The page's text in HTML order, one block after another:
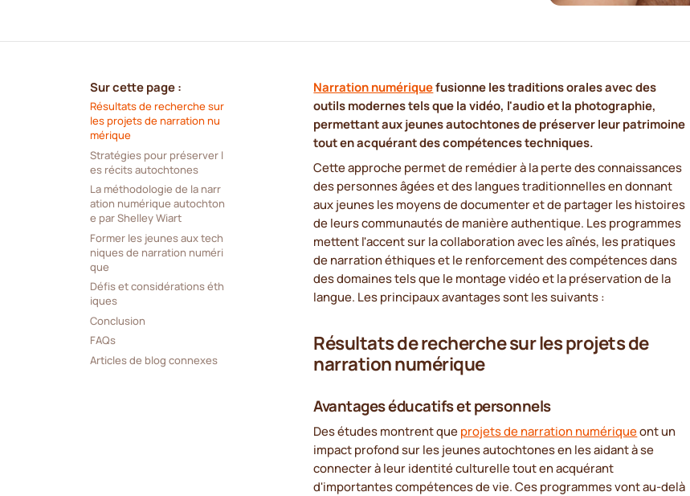
Sur cette page :
Résultats de recherche sur
les projets de narration nu
mérique
Stratégies pour préserver l
es récits autochtones
La méthodologie de la narr
ation numérique autochton
e par Shelley Wiart
Former les jeunes aux tech
niques de narration numéri
que
Défis et considérations éth
iques
Conclusion
FAQs
Articles de blog connexes
Narration numériquefusionne les traditions orales avec des
outils modernes tels que la vidéo, l'audio et la photographie,
permettant aux jeunes autochtones de préserver leur patrimoine
tout en acquérant des compétences techniques.
Cette approche permet de remédier à la perte des connaissances
des personnes âgées et des langues traditionnelles en donnant
aux jeunes les moyens de documenter et de partager les histoires
de leurs communautés de manière authentique. Les programmes
mettent l'accent sur la collaboration avec les aînés, les pratiques
de narration éthiques et le renforcement des compétences dans
des domaines tels que le montage vidéo et la préservation de la
langue. Les principaux avantages sont les suivants :
Résultats de recherche sur les projets de
narration numérique
Avantages éducatifs et personnels
Des études montrent que projets de narration numériqueont un
impact profond sur les jeunes autochtones en les aidant à se
connecter à leur identité culturelle tout en acquérant
d'importantes compétences de vie. Ces programmes vont au-delà